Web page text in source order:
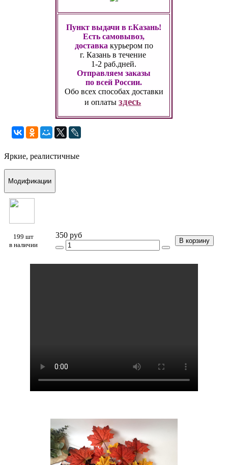
Пункт выдачи в г.Казань!
Есть самовывоз,
доставка курьером по
г. Казань в течение
1-2 раб.дней.
Отправляем заказы
по всей России.
Обо всех способах доставки
и оплатыздесь
Яркие, реалистичные
Модификации
199 шт
в наличии
350 руб
В корзину